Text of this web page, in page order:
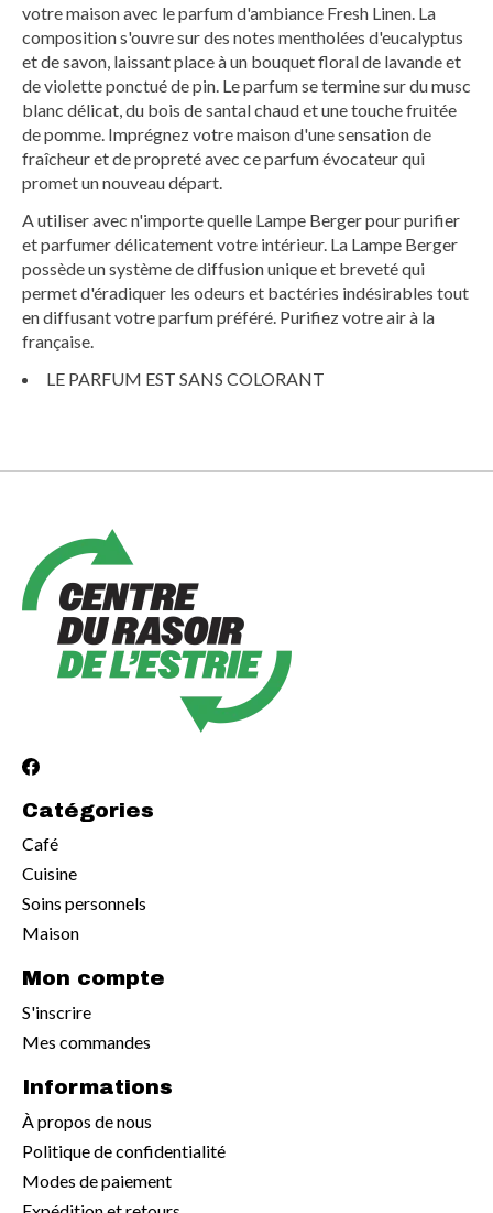
votre maison avec le parfum d'ambiance Fresh Linen. La
composition s'ouvre sur des notes mentholées d'eucalyptus
et de savon, laissant place à un bouquet floral de lavande et
de violette ponctué de pin. Le parfum se termine sur du musc
blanc délicat, du bois de santal chaud et une touche fruitée
de pomme. Imprégnez votre maison d'une sensation de
fraîcheur et de propreté avec ce parfum évocateur qui
promet un nouveau départ.
A utiliser avec n'importe quelle Lampe Berger pour purifier
et parfumer délicatement votre intérieur. La Lampe Berger
possède un système de diffusion unique et breveté qui
permet d'éradiquer les odeurs et bactéries indésirables tout
en diffusant votre parfum préféré. Purifiez votre air à la
française.
LE PARFUM EST SANS COLORANT
Catégories
Café
Cuisine
Soins personnels
Maison
Mon compte
S'inscrire
Mes commandes
Informations
À propos de nous
Politique de confidentialité
Modes de paiement